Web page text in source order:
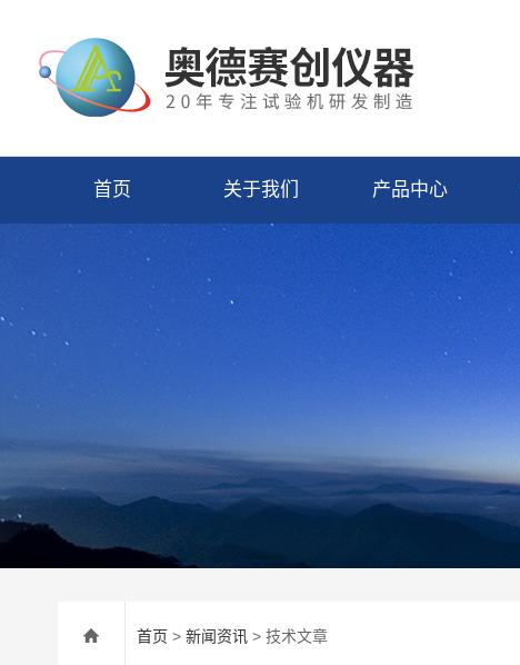
首页 关于我们 产品中心
首页 > 新闻资讯 > 技术文章